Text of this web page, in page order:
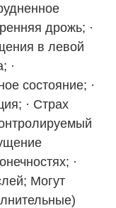
дрожь; ·
в левой
·
состояние; ·
· Страх
·
Могут